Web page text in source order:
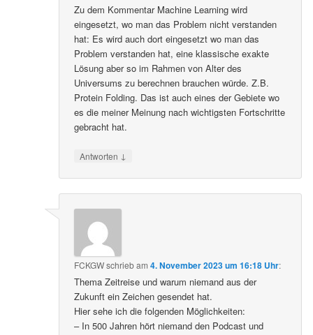
Zu dem Kommentar Machine Learning wird
eingesetzt, wo man das Problem nicht verstanden
hat: Es wird auch dort eingesetzt wo man das
Problem verstanden hat, eine klassische exakte
Lösung aber so im Rahmen von Alter des
Universums zu berechnen brauchen würde. Z.B.
Protein Folding. Das ist auch eines der Gebiete wo
es die meiner Meinung nach wichtigsten Fortschritte
gebracht hat.
Antworten ↓
FCKGWschriebam4. November 2023 um 16:18 Uhr:
Thema Zeitreise und warum niemand aus der
Zukunft ein Zeichen gesendet hat.
Hier sehe ich die folgenden Möglichkeiten:
– In 500 Jahren hört niemand den Podcast und